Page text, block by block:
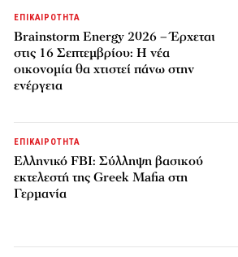
ΕΠΙΚΑΙΡΟΤΗΤΑ
Brainstorm Energy 2026 – Έρχεται
στις 16 Σεπτεμβρίου: Η νέα
οικονομία θα χτιστεί πάνω στην
ενέργεια
ΕΠΙΚΑΙΡΟΤΗΤΑ
Ελληνικό FBI: Σύλληψη βασικού
εκτελεστή της Greek Mafia στη
Γερμανία